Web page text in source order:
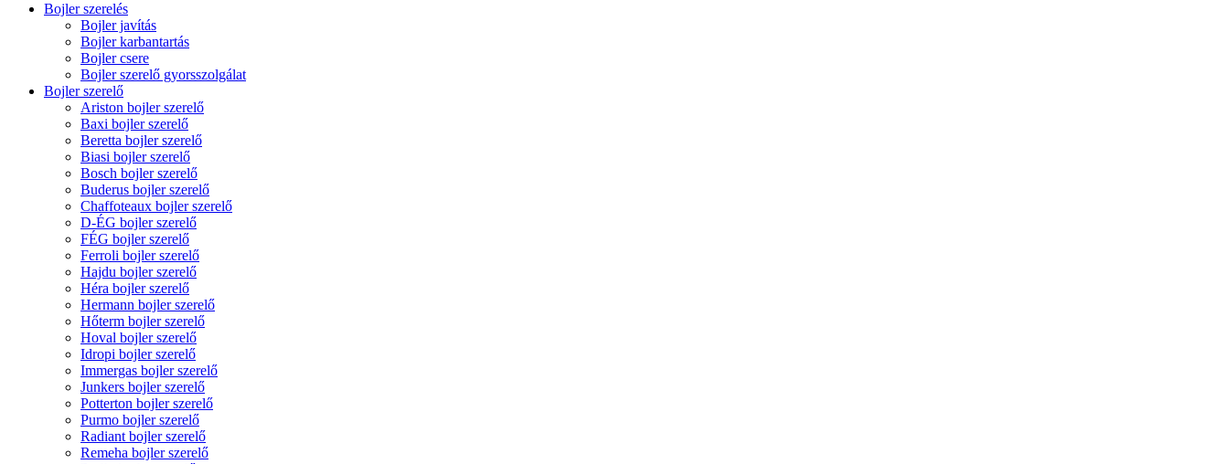
Bojler szerelés
Bojler javítás
Bojler karbantartás
Bojler csere
Bojler szerelő gyorsszolgálat
Bojler szerelő
Ariston bojler szerelő
Baxi bojler szerelő
Beretta bojler szerelő
Biasi bojler szerelő
Bosch bojler szerelő
Buderus bojler szerelő
Chaffoteaux bojler szerelő
D-ÉG bojler szerelő
FÉG bojler szerelő
Ferroli bojler szerelő
Hajdu bojler szerelő
Héra bojler szerelő
Hermann bojler szerelő
Hőterm bojler szerelő
Hoval bojler szerelő
Idropi bojler szerelő
Immergas bojler szerelő
Junkers bojler szerelő
Potterton bojler szerelő
Purmo bojler szerelő
Radiant bojler szerelő
Remeha bojler szerelő